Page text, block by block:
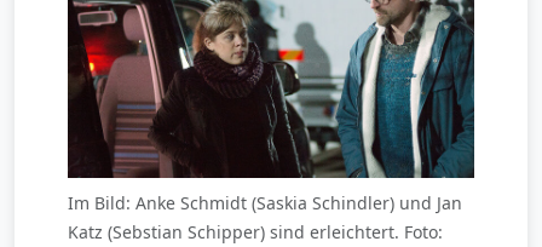
Im Bild: Anke Schmidt (Saskia Schindler) und Jan
Katz (Sebstian Schipper) sind erleichtert. Foto: